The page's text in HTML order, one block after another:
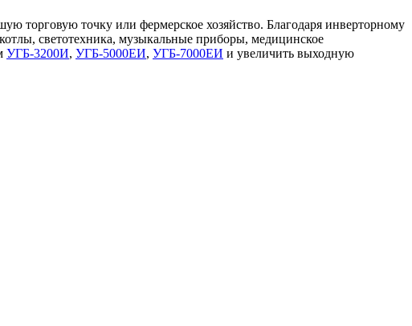
торговую точку или фермерское хозяйство. Благодаря инверторному
светотехника, музыкальные приборы, медицинское
УГБ-3200И, УГБ-5000ЕИ, УГБ-7000ЕИ и увеличить выходную